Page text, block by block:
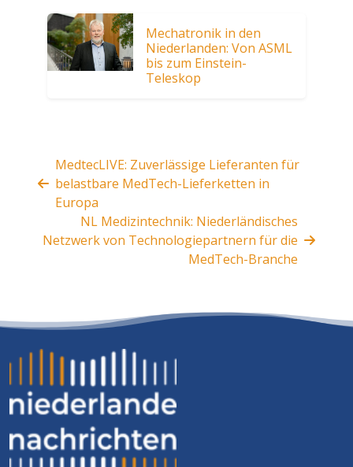
Mechatronik in den
Niederlanden: Von ASML
bis zum Einstein-
Teleskop
MedtecLIVE: Zuverlässige Lieferanten für
belastbare MedTech-Lieferketten in
Europa
NL Medizintechnik: Niederländisches
Netzwerk von Technologiepartnern für die
MedTech-Branche